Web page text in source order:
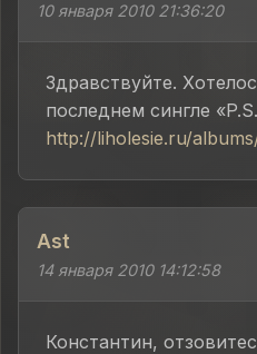
10 января 2010 21:36:20
Здравствуйте.
последнем сингле
http://liholesie.ru/
Ast
14 января 2010 14:12:58
Константин,